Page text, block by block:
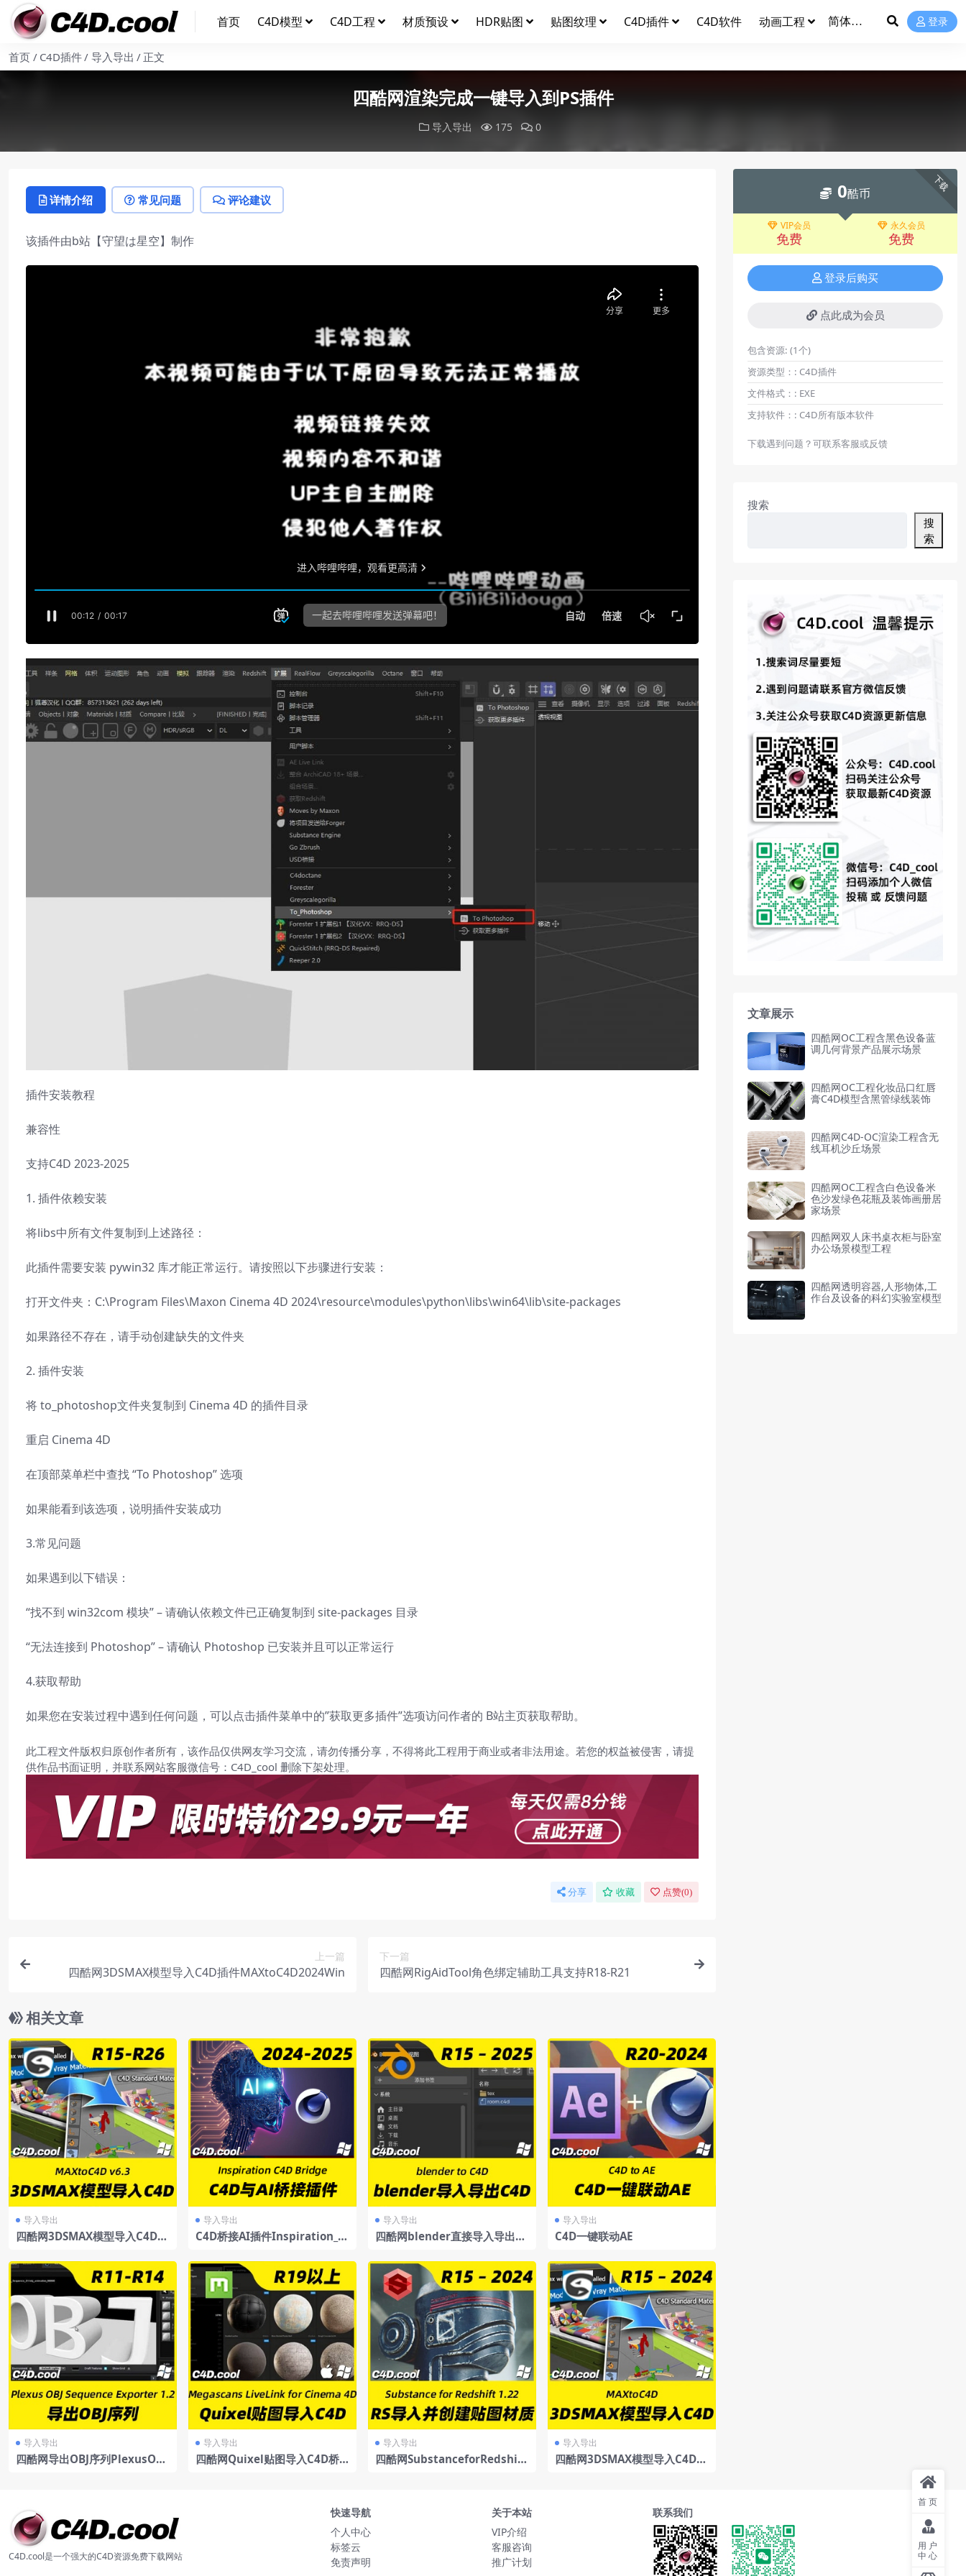
首页 C4D模型 C4D工程 材质预设 HDR贴图 贴图纹理 C4D插件 C4D软件 动画工程 登录
首页 C4D插件 导入导出 正文
四酷网渲染完成一键导入到PS插件
导入导出 175 0
详情介绍 常见问题 评论建议
该插件由b站【守望は星空】制作
插件安装教程
兼容性
支持C4D 2023-2025
1. 插件依赖安装
将libs中所有文件复制到上述路径：
此插件需要安装 pywin32 库才能正常运行。请按照以下步骤进行安装：
打开文件夹：C:\Program Files\Maxon Cinema 4D 2024\resource\modules\python\libs\win64\lib\site-packages
如果路径不存在，请手动创建缺失的文件夹
2. 插件安装
将 to_photoshop文件夹复制到 Cinema 4D 的插件目录
重启 Cinema 4D
在顶部菜单栏中查找 “To Photoshop” 选项
如果能看到该选项，说明插件安装成功
3.常见问题
如果遇到以下错误：
“找不到 win32com 模块” – 请确认依赖文件已正确复制到 site-packages 目录
“无法连接到 Photoshop” – 请确认 Photoshop 已安装并且可以正常运行
4.获取帮助
如果您在安装过程中遇到任何问题，可以点击插件菜单中的”获取更多插件”选项访问作者的 B站主页获取帮助。
此工程文件版权归原创作者所有，该作品仅供网友学习交流，请勿传播分享，不得将此工程用于商业或者非法用途。若您的权益被侵害，请提
供作品书面证明，并联系网站客服微信号：C4D_cool 删除下架处理。
分享 收藏 点赞(0)
上一篇
四酷网3DSMAX模型导入C4D插件MAXtoC4D2024Win
下一篇
四酷网RigAidTool角色绑定辅助工具支持R18-R21
相关文章
导入导出
四酷网3DSMAX模型导入C4D插
n
导入导出
C4D桥接AI插件Inspiration_C
导入导出
四酷网blender直接导入导出C4
导入导出
C4D一键联动AE
导入导出
四酷网导出OBJ序列PlexusOBJ
导入导出
四酷网Quixel贴图导入C4D桥
导入导出
四酷网SubstanceforRedshift
导入导出
四酷网3DSMAX模型导入C4D插
下载
0酷币
VIP会员
免费
永久会员
免费
登录后购买
点此成为会员
包含资源: (1个)
资源类型：: C4D插件
文件格式：: EXE
支持软件：: C4D所有版本软件
下载遇到问题？可联系客服或反馈
搜索
搜
索
文章展示
四酷网OC工程含黑色设备蓝
调几何背景产品展示场景
四酷网OC工程化妆品口红唇
膏C4D模型含黑管绿线装饰
四酷网C4D-OC渲染工程含无
线耳机沙丘场景
四酷网OC工程含白色设备米
色沙发绿色花瓶及装饰画册居
家场景
四酷网双人床书桌衣柜与卧室
办公场景模型工程
四酷网透明容器,人形物体,工
作台及设备的科幻实验室模型
C4D.cool是一个强大的C4D资源免费下载网站
快速导航
个人中心
标签云
免责声明
关于本站
VIP介绍
客服咨询
推广计划
联系我们
首页
用户
中心